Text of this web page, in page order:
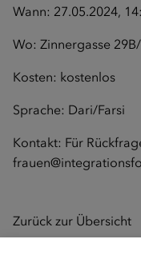
Wann: 27.05.2024,
Wo: Zinnergasse
Kosten: kostenlos
Sprache: Dari/Farsi
Kontakt: Für
Zurück zur Übersicht